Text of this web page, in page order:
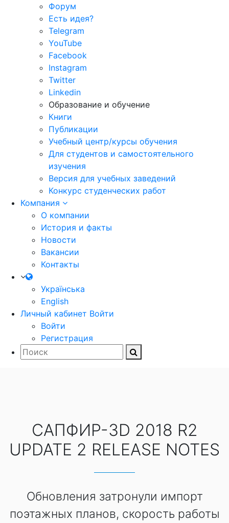
Форум
Есть идея?
Telegram
YouTube
Facebook
Instagram
Twitter
Linkedin
Образование и обучение
Книги
Публикации
Учебный центр/курсы обучения
Для студентов и самостоятельного
изучения
Версия для учебных заведений
Конкурс студенческих работ
Компания
О компании
История и факты
Новости
Вакансии
Контакты
Українська
English
Личный кабинет Войти
Войти
Регистрация
САПФИР-3D 2018 R2
UPDATE 2 RELEASE NOTES
Обновления затронули импорт
поэтажных планов, скорость работы